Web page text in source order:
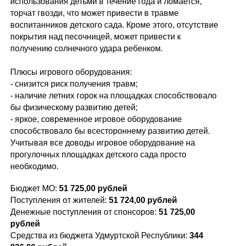
торчат гвозди, что может привести в травме
воспитанников детского сада. Кроме этого, отсутствие
покрытия над песочницей, может привести к
получению солнечного удара ребенком.
Плюсы игрового оборудования:
- снизится риск получения травм;
- наличие летних горок на площадках способствовало
бы физическому развитию детей;
- яркое, современное игровое оборудование
способствовало бы всестороннему развитию детей.
Учитывая все доводы игровое оборудование на
прогулочных площадках детского сада просто
необходимо.
Бюджет МО: 51 725,00 рублей
Поступления от жителей: 51 724,00 рублей
Денежные поступления от спонсоров: 51 725,00
рублей
Средства из бюджета Удмуртской Республики: 344